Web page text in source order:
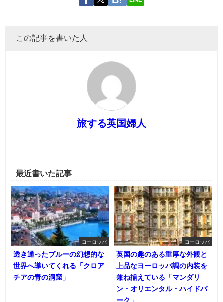
この記事を書いた人
旅する英国婦人
最近書いた記事
ヨーロッパ
透き通ったブルーの幻想的な
世界へ導いてくれる「クロア
チアの青の洞窟」
ヨーロッパ
英国の趣のある重厚な外観と
上品なヨーロッパ調の内装を
兼ね揃えている「マンダリ
ン・オリエンタル・ハイドパ
ーク」